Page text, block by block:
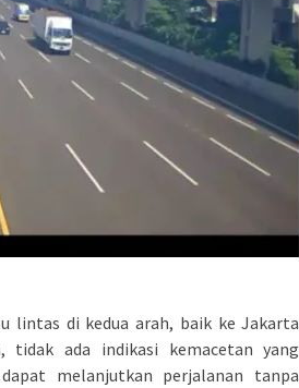
lintas di kedua arah, baik ke Jakarta
tidak ada indikasi kemacetan yang
melanjutkan perjalanan tanpa